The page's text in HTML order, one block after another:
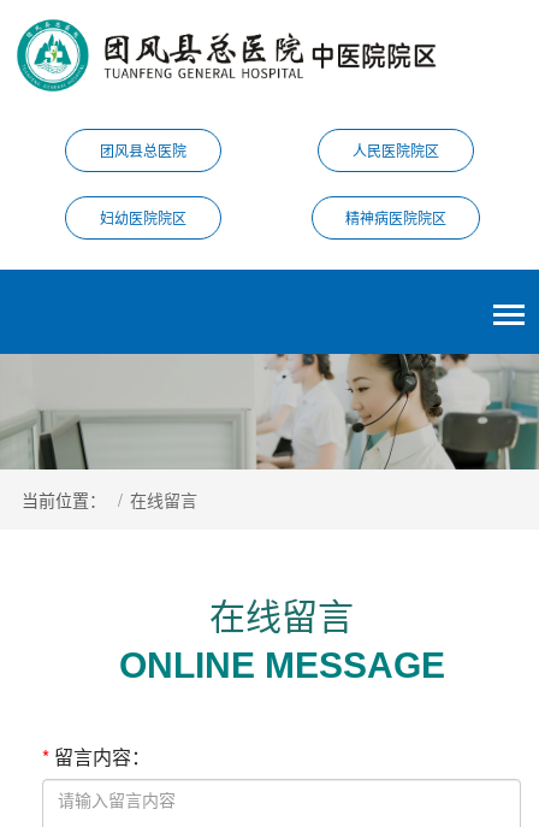
团风县总医院 人民医院院区
妇幼医院院区 精神病医院院区
当前位置： / 在线留言
在线留言
ONLINE MESSAGE
* 留言内容：